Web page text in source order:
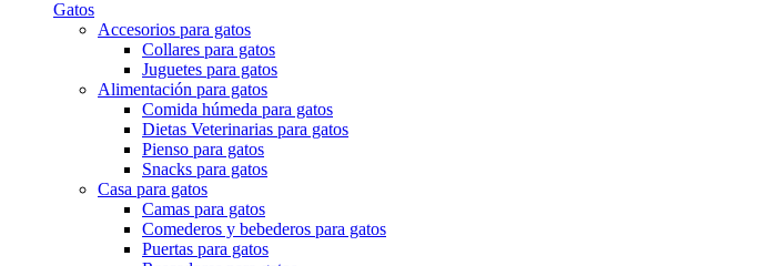
Gatos
Accesorios para gatos
Collares para gatos
Juguetes para gatos
Alimentación para gatos
Comida húmeda para gatos
Dietas Veterinarias para gatos
Pienso para gatos
Snacks para gatos
Casa para gatos
Camas para gatos
Comederos y bebederos para gatos
Puertas para gatos